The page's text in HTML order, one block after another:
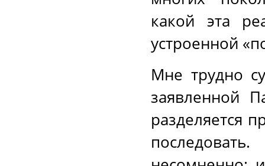
какой эта
устроенной
Мне трудно
заявленной
разделяется